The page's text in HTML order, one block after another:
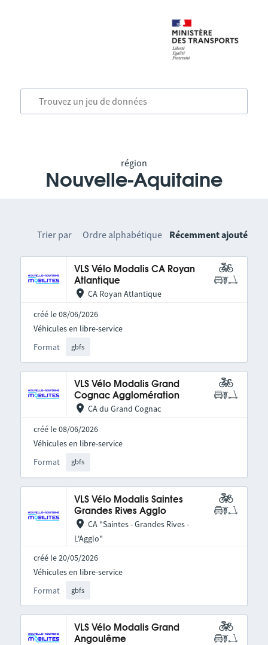
région
Nouvelle-Aquitaine
Trier par Ordre alphabétique Récemment ajouté
VLS Vélo Modalis CA Royan
Atlantique
CA Royan Atlantique
créé le 08/06/2026
Format gbfs
Véhicules en libre-service
VLS Vélo Modalis Grand
Cognac Agglomération
CA du Grand Cognac
créé le 08/06/2026
Format gbfs
Véhicules en libre-service
VLS Vélo Modalis Saintes
Grandes Rives Agglo
CA "Saintes - Grandes Rives -
L'Agglo"
créé le 20/05/2026
Format gbfs
Véhicules en libre-service
VLS Vélo Modalis Grand
Angoulême